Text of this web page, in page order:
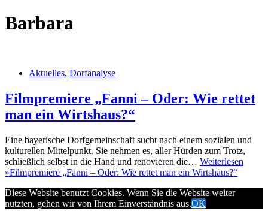
Barbara
Aktuelles, Dorfanalyse
Filmpremiere „Fanni – Oder: Wie rettet
man ein Wirtshaus?“
Eine bayerische Dorfgemeinschaft sucht nach einem sozialen und
kulturellen Mittelpunkt. Sie nehmen es, aller Hürden zum Trotz,
schließlich selbst in die Hand und renovieren die… Weiterlesen
»Filmpremiere „Fanni – Oder: Wie rettet man ein Wirtshaus?“
Diese Website benutzt Cookies. Wenn Sie die Website weiter
nutzten, gehen wir von Ihrem Einverständnis aus.OK